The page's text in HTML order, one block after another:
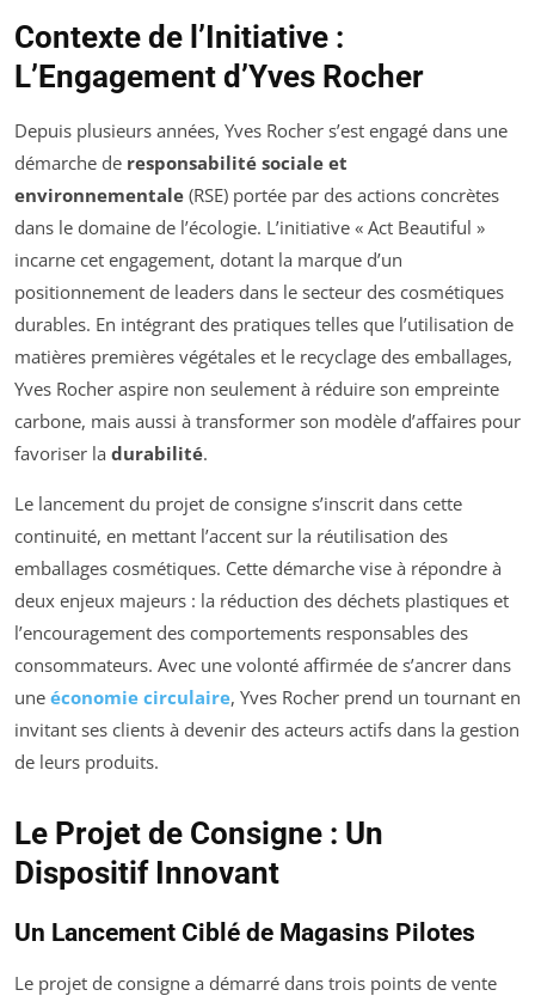
Contexte de l’Initiative :
L’Engagement d’Yves Rocher
Depuis plusieurs années, Yves Rocher s’est engagé dans une
démarche de responsabilité sociale et
environnementale (RSE) portée par des actions concrètes
dans le domaine de l’écologie. L’initiative « Act Beautiful »
incarne cet engagement, dotant la marque d’un
positionnement de leaders dans le secteur des cosmétiques
durables. En intégrant des pratiques telles que l’utilisation de
matières premières végétales et le recyclage des emballages,
Yves Rocher aspire non seulement à réduire son empreinte
carbone, mais aussi à transformer son modèle d’affaires pour
favoriser la durabilité.
Le lancement du projet de consigne s’inscrit dans cette
continuité, en mettant l’accent sur la réutilisation des
emballages cosmétiques. Cette démarche vise à répondre à
deux enjeux majeurs : la réduction des déchets plastiques et
l’encouragement des comportements responsables des
consommateurs. Avec une volonté affirmée de s’ancrer dans
une économie circulaire, Yves Rocher prend un tournant en
invitant ses clients à devenir des acteurs actifs dans la gestion
de leurs produits.
Le Projet de Consigne : Un
Dispositif Innovant
Un Lancement Ciblé de Magasins Pilotes
Le projet de consigne a démarré dans trois points de vente